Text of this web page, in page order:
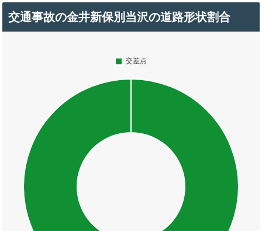
交通事故の金井新保別当沢の道路形状割合